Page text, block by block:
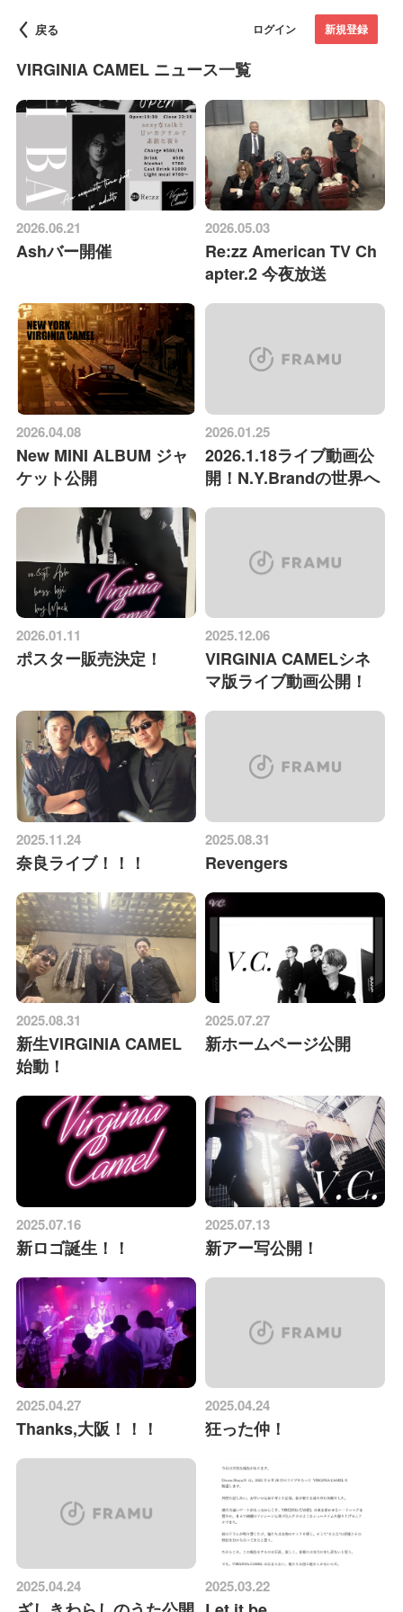
戻る ログイン 新規登録
VIRGINIA CAMEL ニュース一覧
2026.06.21
Ashバー開催
2026.05.03
Re:zz American TV Ch
apter.2 今夜放送
2026.04.08
New MINI ALBUM ジャ
ケット公開
2026.01.25
2026.1.18ライブ動画公
開！N.Y.Brandの世界へ
2026.01.11
ポスター販売決定！
2025.12.06
VIRGINIA CAMELシネ
マ版ライブ動画公開！
2025.11.24
奈良ライブ！！！
2025.08.31
Revengers
2025.08.31
新生VIRGINIA CAMEL
始動！
2025.07.27
新ホームページ公開
2025.07.16
新ロゴ誕生！！
2025.07.13
新アー写公開！
2025.04.27
Thanks,大阪！！！
2025.04.24
狂った仲！
2025.04.24 2025.03.22